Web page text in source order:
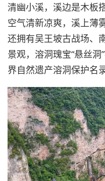
清幽小溪，溪边是木板
空气清新凉爽，溪上薄
还拥有吴王坡古战场、
景观，溶洞瑰宝“悬丝
界自然遗产溶洞保护名录